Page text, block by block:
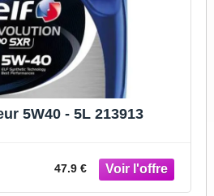
5W40 - 5L 213913
47.9 €